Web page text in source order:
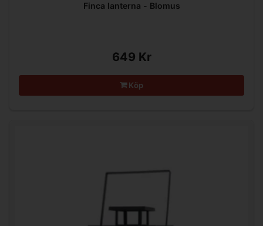
Finca lanterna - Blomus
649 Kr
Köp